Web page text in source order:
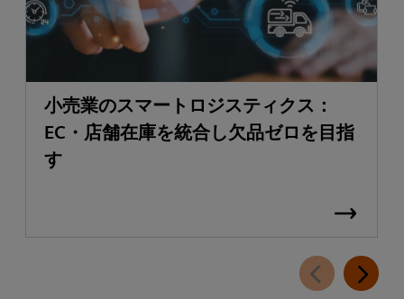
小売業のスマートロジスティクス：
EC・店舗在庫を統合し欠品ゼロを目指
す